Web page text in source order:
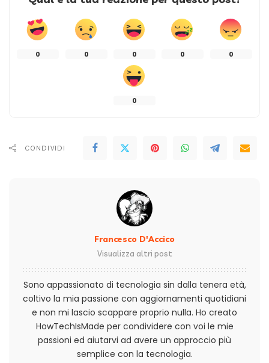
0 0 0 0 0
0
CONDIVIDI
Francesco D'Accico
Visualizza altri post
Sono appassionato di tecnologia sin dalla tenera età,
coltivo la mia passione con aggiornamenti quotidiani
e non mi lascio scappare proprio nulla. Ho creato
HowTechIsMade per condividere con voi le mie
passioni ed aiutarvi ad avere un approccio più
semplice con la tecnologia.